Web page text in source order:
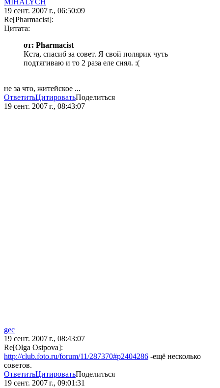
MIHALYCH
19 сент. 2007 г., 06:50:09
Re[Pharmacist]:
Цитата:
от: Pharmacist
Кста, спасиб за совет. Я свой полярик чуть
подтягиваю и то 2 раза еле снял. :(
не за что, житейское ...
ОтветитьЦитироватьПоделиться
19 сент. 2007 г., 08:43:07
gec
19 сент. 2007 г., 08:43:07
Re[Olga Osipova]:
http://club.foto.ru/forum/11/287370#p2404286 -ещё несколько
советов.
ОтветитьЦитироватьПоделиться
19 сент. 2007 г., 09:01:31